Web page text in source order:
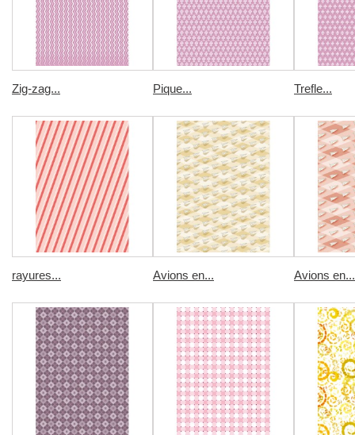
Zig-zag... Pique... Trefle...
rayures... Avions en... Avions en...